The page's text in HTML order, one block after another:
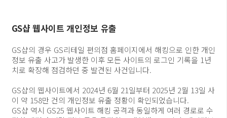
GS샵 웹사이트 개인정보 유출
GS샵의 경우 GS리테일 편의점 홈페이지에서 해킹으로 인한 개인
정보 유출 사고가 발생한 이후 모든 사이트의 로그인 기록을 1년
치로 확장해 점검하던 중 발견된 사건입니다.
GS샵의 웹사이트에서 2024년 6월 21일부터 2025년 2월 13일 사
이 약 158만 건의 개인정보 유출 정황이 확인되었습니다.
GS샵 역시 GS25 웹사이트 해킹 공격과 동일하게 여러 경로로 수